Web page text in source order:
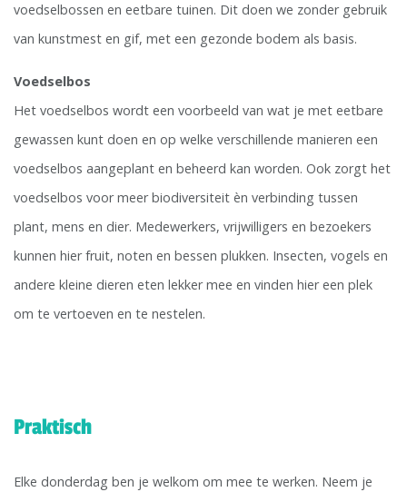
voedselbossen en eetbare tuinen. Dit doen we zonder gebruik
van kunstmest en gif, met een gezonde bodem als basis.
Voedselbos
Het voedselbos wordt een voorbeeld van wat je met eetbare
gewassen kunt doen en op welke verschillende manieren een
voedselbos aangeplant en beheerd kan worden. Ook zorgt het
voedselbos voor meer biodiversiteit èn verbinding tussen
plant, mens en dier. Medewerkers, vrijwilligers en bezoekers
kunnen hier fruit, noten en bessen plukken. Insecten, vogels en
andere kleine dieren eten lekker mee en vinden hier een plek
om te vertoeven en te nestelen.
Praktisch
Elke donderdag ben je welkom om mee te werken. Neem je